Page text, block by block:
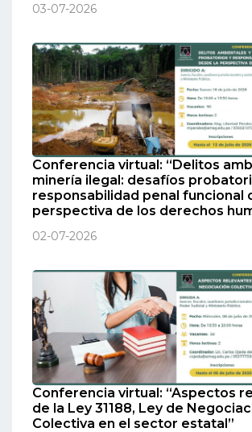
03-07-2026
Conferencia virtual: “Delitos
minería ilegal: desafíos
responsabilidad penal funcional
perspectiva de los derechos
02-07-2026
Conferencia virtual: “Aspectos
de la Ley 31188, Ley de
Colectiva en el sector estatal”